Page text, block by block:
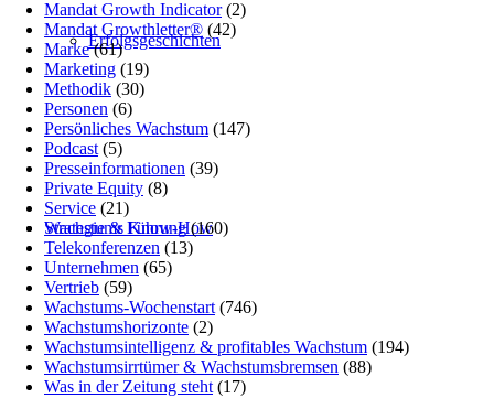
Erfolgsgeschichten
Wachstums Know-How
Mandat Growth Indicator(2)
Mandat Growthletter® (42)
Marke(61)
Marketing (19)
Methodik (30)
Personen (6)
Persönliches Wachstum (147)
Podcast (5)
Presseinformationen (39)
Private Equity (8)
Service (21)
Strategie & Führung(160)
Telekonferenzen (13)
Unternehmen (65)
Vertrieb (59)
Wachstums-Wochenstart (746)
Wachstumshorizonte (2)
Wachstumsintelligenz & profitables Wachstum (194)
Wachstumsirrtümer & Wachstumsbremsen (88)
Was in der Zeitung steht (17)